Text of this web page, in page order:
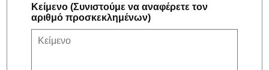
Κείμενο (Συνιστούμε να αναφέρετε τον
αριθμό προσκεκλημένων)